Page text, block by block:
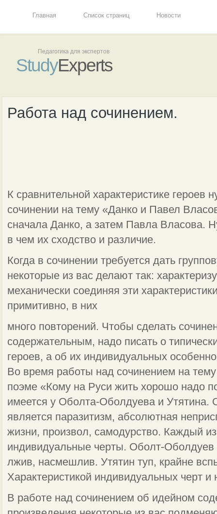
Главная Список страниц Новости
Педагогика для экспертов
StudyExperts
Работа над сочинением.
К сравнительной характеристике героев
сочинении на тему «Данко и Павел
сначала Данко, а затем Павла Власова.
в чем их сходство и различие.
Когда в сочинении требуется дать
некоторые из вас делают так:
механически соединяя эти
примитивно, в них
много повторений. Чтобы сделать
содержательным, надо писать о
героев, а об их индивидуальных
Во время работы над сочинением на
поэме «Кому на Руси жить хорошо надо
имеется у Оболта-Оболдуева и
является паразитизм, абсолютная
жизни, произвол, самодурство. Каждый
индивидуальные черты. Оболт-Оболдуев
лжив, насмешлив. Утятин туп, крайне
Характеристикой индивидуальных черт и
В работе над сочинением об идейном